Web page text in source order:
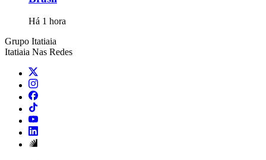
Há 1 hora
Grupo Itatiaia
Itatiaia Nas Redes